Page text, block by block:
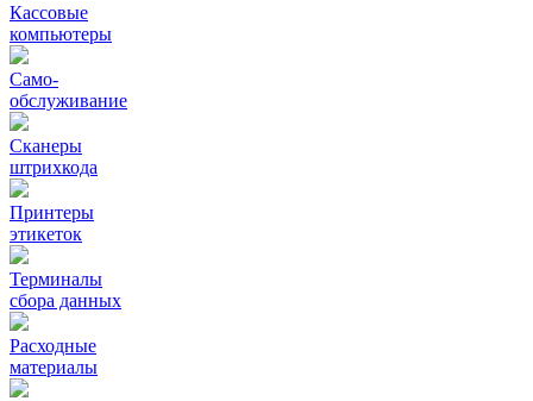
Кассовые
компьютеры
Само-
обслуживание
Сканеры
штрихкода
Принтеры
этикеток
Терминалы
сбора данных
Расходные
материалы